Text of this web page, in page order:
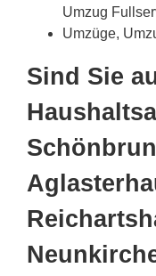
Umzug
Umzüge,
Sind Sie